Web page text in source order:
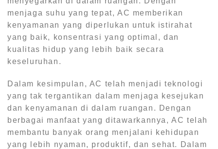
menjaga suhu yang tepat, AC memberikan
kenyamanan yang diperlukan untuk istirahat
yang baik, konsentrasi yang optimal, dan
kualitas hidup yang lebih baik secara
keseluruhan.
Dalam kesimpulan, AC telah menjadi teknologi
yang tak tergantikan dalam menjaga kesejukan
dan kenyamanan di dalam ruangan. Dengan
berbagai manfaat yang ditawarkannya, AC telah
membantu banyak orang menjalani kehidupan
yang lebih nyaman, produktif, dan sehat. Dalam